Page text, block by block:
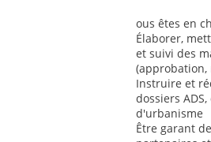
ous êtes en
Élaborer,
et suivi des
(approbation,
Instruire et
dossiers
d'urbanisme
Être garant